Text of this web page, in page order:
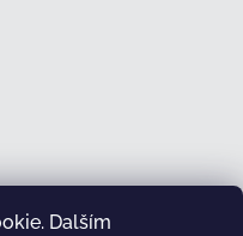
Dalším